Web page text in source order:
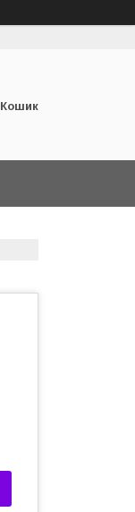
Кошик